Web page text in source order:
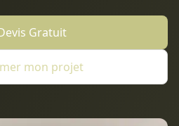
Gratuit
mon projet